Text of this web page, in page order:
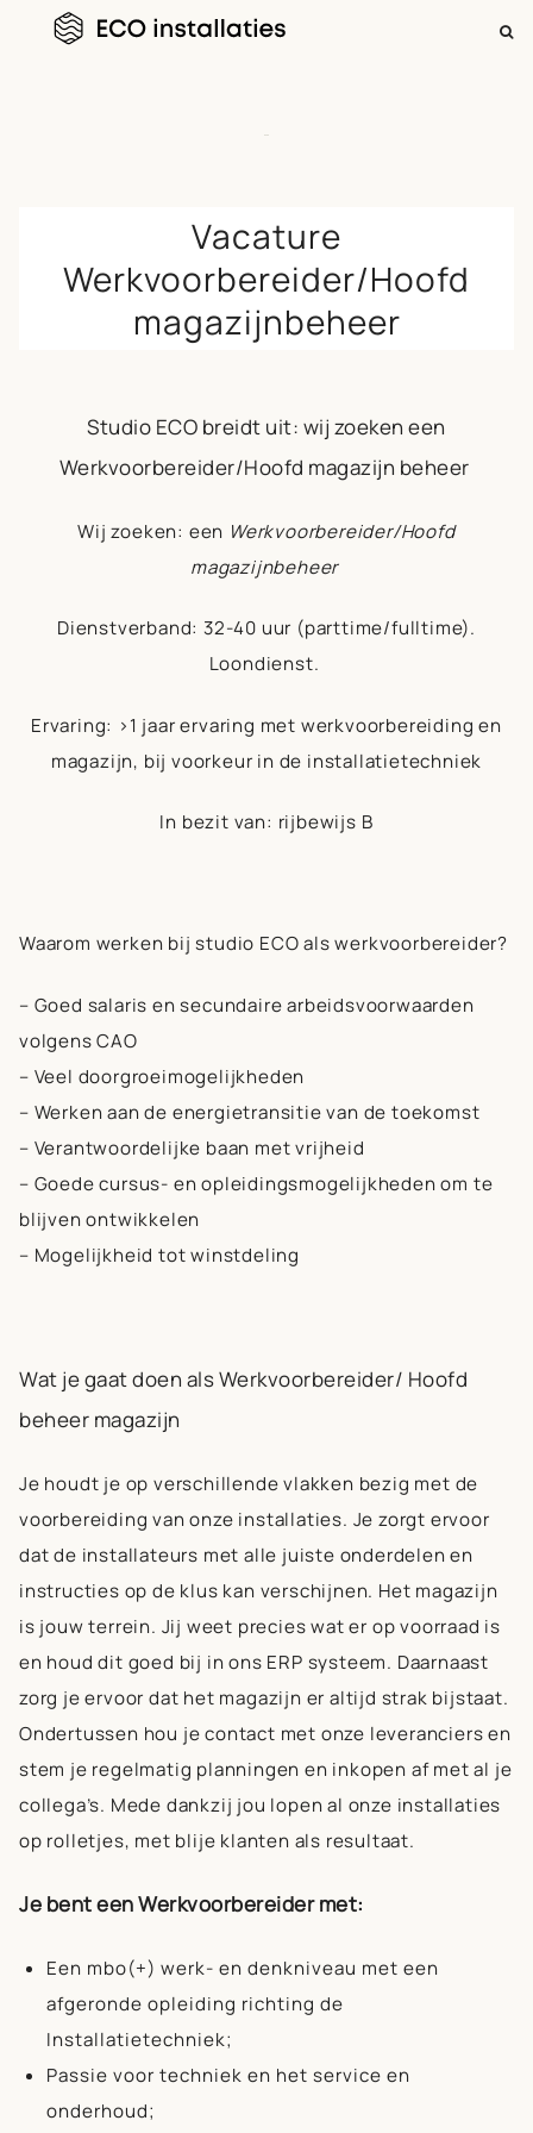
ZOEKEN
content
Vacature
Werkvoorbereider/Hoofd
magazijnbeheer
Studio ECO breidt uit: wij zoeken een
Werkvoorbereider/Hoofd magazijn beheer
Wij zoeken: een Werkvoorbereider/Hoofd
magazijnbeheer
Dienstverband: 32-40 uur (parttime/fulltime).
Loondienst.
Ervaring: >1 jaar ervaring met werkvoorbereiding en
magazijn, bij voorkeur in de installatietechniek
In bezit van: rijbewijs B
Waarom werken bij studio ECO als werkvoorbereider?
– Goed salaris en secundaire arbeidsvoorwaarden
volgens CAO
– Veel doorgroeimogelijkheden
– Werken aan de energietransitie van de toekomst
– Verantwoordelijke baan met vrijheid
– Goede cursus- en opleidingsmogelijkheden om te
blijven ontwikkelen
– Mogelijkheid tot winstdeling
Wat je gaat doen als Werkvoorbereider/ Hoofd
beheer magazijn
Je houdt je op verschillende vlakken bezig met de
voorbereiding van onze installaties. Je zorgt ervoor
dat de installateurs met alle juiste onderdelen en
instructies op de klus kan verschijnen. Het magazijn
is jouw terrein. Jij weet precies wat er op voorraad is
en houd dit goed bij in ons ERP systeem. Daarnaast
zorg je ervoor dat het magazijn er altijd strak bijstaat.
Ondertussen hou je contact met onze leveranciers en
stem je regelmatig planningen en inkopen af met al je
collega’s. Mede dankzij jou lopen al onze installaties
op rolletjes, met blije klanten als resultaat.
Je bent een Werkvoorbereider met:
Een mbo(+) werk- en denkniveau met een
afgeronde opleiding richting de
Installatietechniek;
Passie voor techniek en het service en
onderhoud;